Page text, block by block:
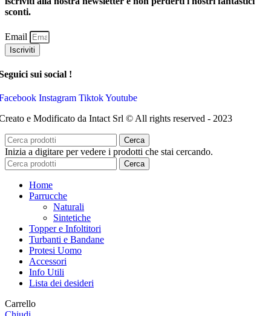
sconti.
Email
Iscriviti
sui social !
Instagram TiktokYoutube
e Modificato da Intact Srl © All rights reserved - 2023
Cerca
Inizia a digitare per vedere i prodotti che stai cercando.
Cerca
Home
Parrucche
Naturali
Sintetiche
Topper e Infoltitori
Turbanti e Bandane
Protesi Uomo
Accessori
Info Utili
Lista dei desideri
Carrello